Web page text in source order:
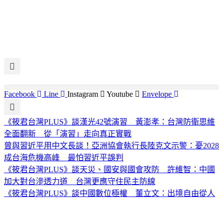
Facebook Line Instagram Youtube Envelope
《筱君台灣PLUS》談漢光42號演習 黃澎孝：台灣防衛思維
全面翻新 從「演習」走向真正實戰
曾與習近平用中文長談！亞洲協會執行長陸克文示警：憂2028
成台海危機高峰 最怕習近平誤判
《筱君台灣PLUS》談天災、國安與國會攻防 許維智：中國
加大對台滲透力道 台灣更應守住民主防線
《筱君台灣PLUS》談中國數位極權 董立文：出境自由從人